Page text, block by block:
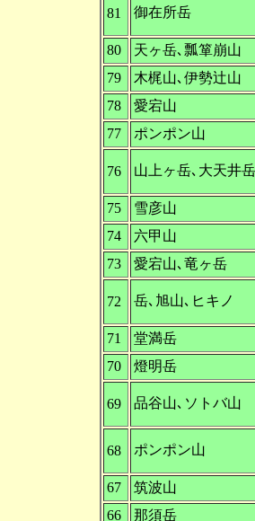
81 御在所岳
80
天ヶ岳､瓢箪崩山
79
木梶山､伊勢辻山
78
愛宕山
77
ポンポン山
76 山上ヶ岳､大天井岳
75
雪彦山
74
六甲山
73
愛宕山､竜ヶ岳
72 岳､旭山､ヒキノ
71
堂満岳
70
燈明岳
69 品谷山､ソトバ山
68 ポンポン山
67
筑波山
66
那須岳